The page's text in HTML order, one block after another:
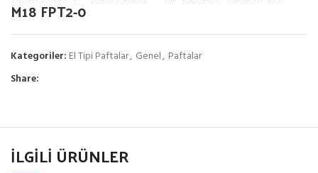
M18 FPT2-0
Kategoriler: El Tipi Paftalar, Genel, Paftalar
Share:
İLGILI ÜRÜNLER